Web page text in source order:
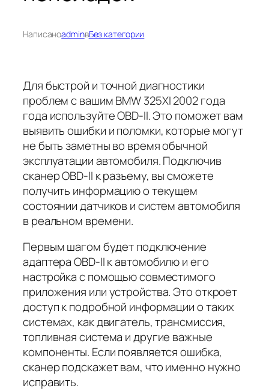
НаписаноadminвБез категории
Для быстрой и точной диагностики
проблем с вашим BMW 325XI 2002 года
года используйте OBD-II. Это поможет вам
выявить ошибки и поломки, которые могут
не быть заметны во время обычной
эксплуатации автомобиля. Подключив
сканер OBD-II к разъему, вы сможете
получить информацию о текущем
состоянии датчиков и систем автомобиля
в реальном времени.
Первым шагом будет подключение
адаптера OBD-II к автомобилю и его
настройка с помощью совместимого
приложения или устройства. Это откроет
доступ к подробной информации о таких
системах, как двигатель, трансмиссия,
топливная система и другие важные
компоненты. Если появляется ошибка,
сканер подскажет вам, что именно нужно
исправить.